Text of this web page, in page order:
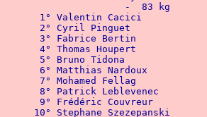
		-  83 kg